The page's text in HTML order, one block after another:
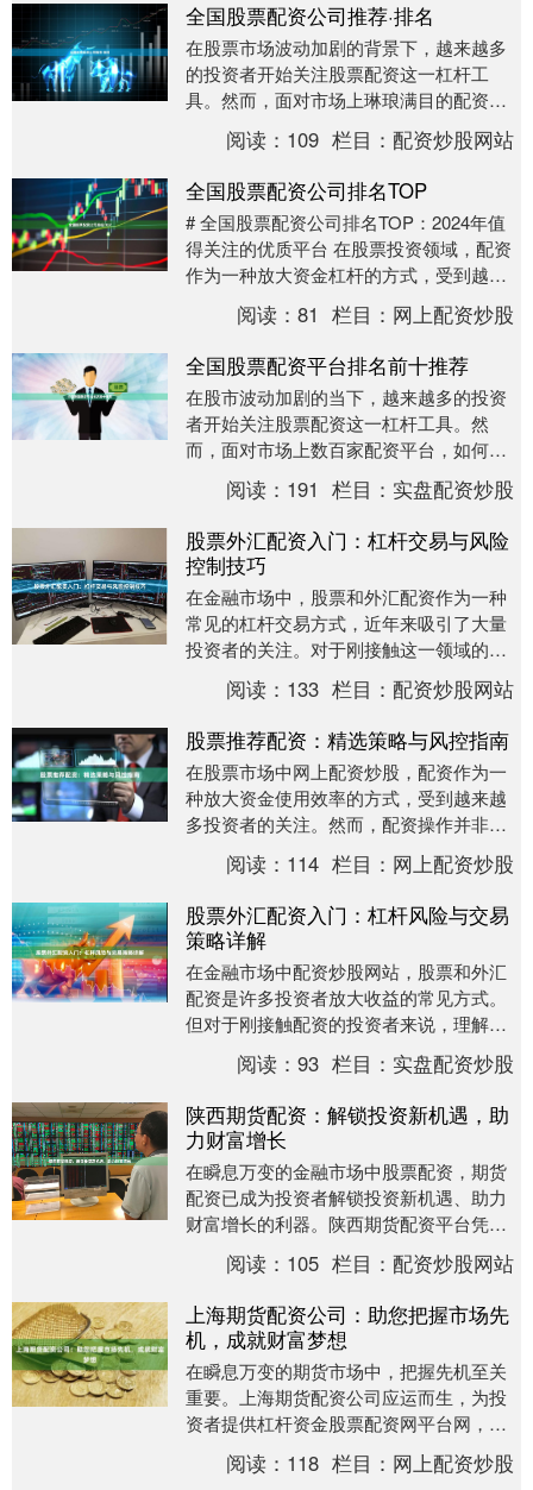
全国股票配资公司推荐·排名
在股票市场波动加剧的背景下，越来越多
的投资者开始关注股票配资这一杠杆工
具。然而，面对市场上琳琅满目的配资公
司，如何甄别正规平台、选择适合自己的
配资服务，成为投资....
阅读： 109 栏目：配资炒股网站
全国股票配资公司排名TOP
# 全国股票配资公司排名TOP：2024年值
得关注的优质平台 在股票投资领域，配资
作为一种放大资金杠杆的方式，受到越来
越多投资者的关注。然而，面对市场上众
多的配....阅读：81 栏目： 网上配资炒股
全国股票配资平台排名前十推荐
在股市波动加剧的当下，越来越多的投资
者开始关注股票配资这一杠杆工具。然
而，面对市场上数百家配资平台，如何选
择一家安全、正规、费率合理的平台成为
投资者的核心痛点。....
阅读： 191 栏目： 实盘配资炒股
股票外汇配资入门：杠杆交易与风险
控制技巧
在金融市场中，股票和外汇配资作为一种
常见的杠杆交易方式，近年来吸引了大量
投资者的关注。对于刚接触这一领域的投
资者来说，理解配资的基本原理、掌握杠
杆交易的技巧以及....
阅读： 133 栏目：配资炒股网站
股票推荐配资：精选策略与风控指南
在股票市场中网上配资炒股，配资作为一
种放大资金使用效率的方式，受到越来越
多投资者的关注。然而，配资操作并非简
单的资金借贷，它需要结合市场趋势、个
股选择以及严格的....
阅读： 114 栏目： 网上配资炒股
股票外汇配资入门：杠杆风险与交易
策略详解
在金融市场中配资炒股网站，股票和外汇
配资是许多投资者放大收益的常见方式。
但对于刚接触配资的投资者来说，理解杠
杆的运作机制以及如何控制风险，是迈向
成功交易的第一步....
阅读：93 栏目： 实盘配资炒股
陕西期货配资：解锁投资新机遇，助
力财富增长
在瞬息万变的金融市场中股票配资，期货
配资已成为投资者解锁投资新机遇、助力
财富增长的利器。陕西期货配资平台凭借
其专业性、安全性，为投资者提供了便捷
高效的投资渠道。....
阅读： 105 栏目：配资炒股网站
上海期货配资公司：助您把握市场先
机，成就财富梦想
在瞬息万变的期货市场中，把握先机至关
重要。上海期货配资公司应运而生，为投
资者提供杠杆资金股票配资网平台网，助
其放大收益，成就财富梦想。 **杠杆资
金，放大收益*....
阅读： 118 栏目： 网上配资炒股